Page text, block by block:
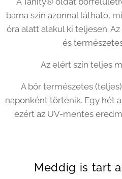
barna szín azonnal látható,
óra alatt alakul ki teljesen.
és
Az elért szín teljes
A bőr természetes
naponként történik. Egy hét
ezért az UV-mentes
Meddig is tart